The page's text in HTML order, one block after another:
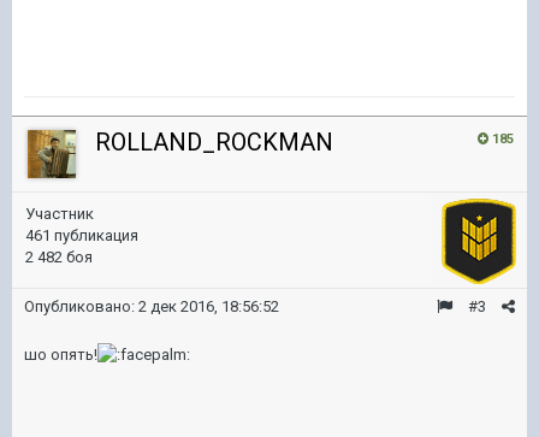
185
ROLLAND_ROCKMAN
Участник
461 публикация
2 482 боя
#3
Опубликовано: 2 дек 2016, 18:56:52
шо опять!